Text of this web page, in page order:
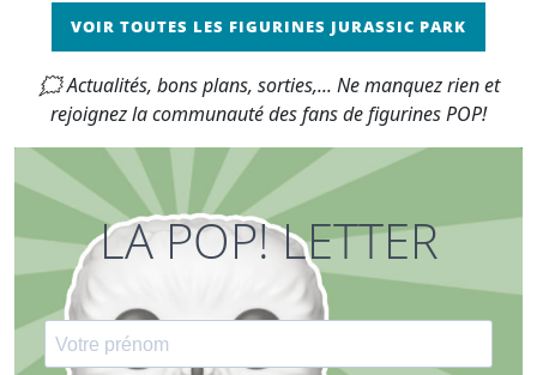
VOIR TOUTES LES FIGURINES JURASSIC PARK
🗯 Actualités, bons plans, sorties,... Ne manquez rien et
rejoignez la communauté des fans de figurines POP!
LA POP! LETTER